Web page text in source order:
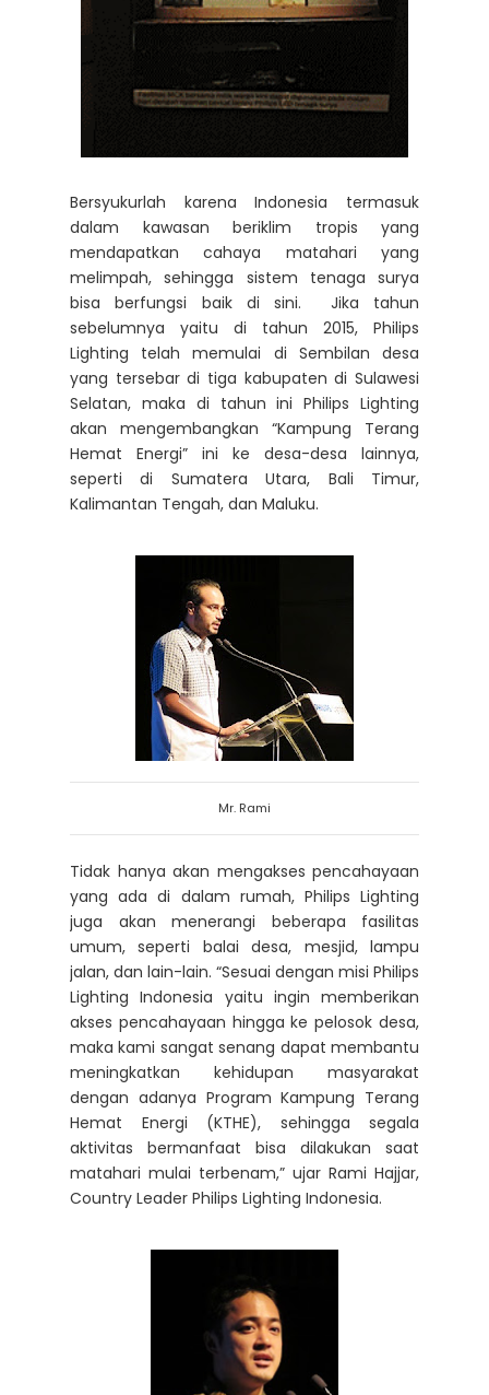
Bersyukurlah karena Indonesia termasuk
dalam kawasan beriklim tropis yang
mendapatkan cahaya matahari yang
melimpah, sehingga sistem tenaga surya
bisa berfungsi baik di sini. Jika tahun
sebelumnya yaitu di tahun 2015, Philips
Lighting telah memulai di Sembilan desa
yang tersebar di tiga kabupaten di Sulawesi
Selatan, maka di tahun ini Philips Lighting
akan mengembangkan “Kampung Terang
Hemat Energi” ini ke desa-desa lainnya,
seperti di Sumatera Utara, Bali Timur,
Kalimantan Tengah, dan Maluku.
Mr. Rami
Tidak hanya akan mengakses pencahayaan
yang ada di dalam rumah, Philips Lighting
juga akan menerangi beberapa fasilitas
umum, seperti balai desa, mesjid, lampu
jalan, dan lain-lain. “Sesuai dengan misi Philips
Lighting Indonesia yaitu ingin memberikan
akses pencahayaan hingga ke pelosok desa,
maka kami sangat senang dapat membantu
meningkatkan kehidupan masyarakat
dengan adanya Program Kampung Terang
Hemat Energi (KTHE), sehingga segala
aktivitas bermanfaat bisa dilakukan saat
matahari mulai terbenam,” ujar Rami Hajjar,
Country Leader Philips Lighting Indonesia.